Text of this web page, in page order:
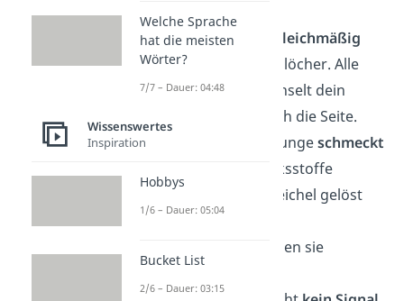
dass du es merkst.
🫁 Du atmest
nie gleichmäßig
durch beide Nasenlöcher. Alle
paar Stunden wechselt dein
Körper automatisch die Seite.
👅 Eine trockene Zungeschmeckt
. Geschmacksstoffe
müssen erst in Speichel gelöst
Geschmacksknospen sie
Welche Sprache
hat die meisten
Wörter?
7/7 – Dauer: 04:48
Wissenswertes
Inspiration
Hobbys
1/6 – Dauer: 05:04
Bucket List
2/6 – Dauer: 03:15